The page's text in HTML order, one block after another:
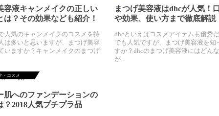
容液キャンメイクの正しい
は？その効果なども紹介！
人気のキャンメイクのコスメを持
は多いと思いますが、まつげ美容
いますか？キャンメイクのまつげ
まつげ美容液はdhcが人気！
や効果、使い方まで徹底解説
dhcといえばコスメアイテムも優秀
でも人気ですが、まつげ美容液を知
すか？dhcのまつげ美容液にはどん
が...
・コスメ
肌へのファンデーションの
？2018人気プチプラ品